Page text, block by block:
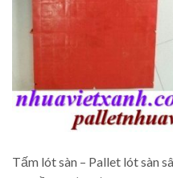
Tấm lót sàn – Pallet lót sàn